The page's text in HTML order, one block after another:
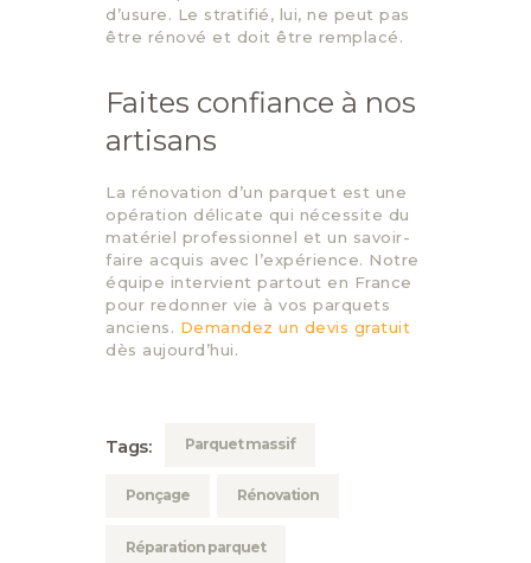
d’usure. Le stratifié, lui, ne peut pas
être rénové et doit être remplacé.
Faites confiance à nos
artisans
La rénovation d’un parquet est une
opération délicate qui nécessite du
matériel professionnel et un savoir-
faire acquis avec l’expérience. Notre
équipe intervient partout en France
pour redonner vie à vos parquets
anciens. Demandez un devis gratuit
dès aujourd’hui.
Tags: Parquet massif
Ponçage Rénovation
Réparation parquet